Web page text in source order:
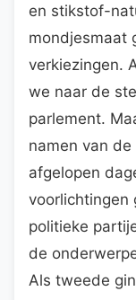
en stikstof-
mondjesmaat
verkiezingen.
we naar de
parlement.
namen van
afgelopen
voorlichtingen
politieke
de
Als tweede